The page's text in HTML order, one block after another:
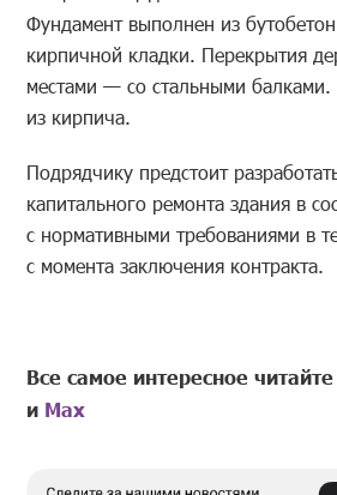
Фундамент выполнен из
кирпичной кладки. Перекрытия
местами — со стальными
из кирпича.
Подрядчику предстоит
капитального ремонта здания в
с нормативными требованиями в
с момента заключения контракта.
Все самое интересное
и Mах